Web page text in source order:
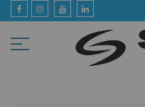
Ir
al
contenido